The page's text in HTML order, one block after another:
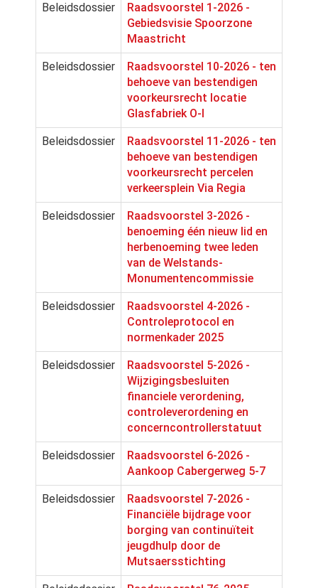
Beleidsdossier
Raadsvoorstel 1-2026 -
Gebiedsvisie Spoorzone
Maastricht
Beleidsdossier
Raadsvoorstel 10-2026 - ten
behoeve van bestendigen
voorkeursrecht locatie
Glasfabriek O-I
Beleidsdossier
Raadsvoorstel 11-2026 - ten
behoeve van bestendigen
voorkeursrecht percelen
verkeersplein Via Regia
Beleidsdossier
Raadsvoorstel 3-2026 -
benoeming één nieuw lid en
herbenoeming twee leden
van de Welstands-
Monumentencommissie
Beleidsdossier
Raadsvoorstel 4-2026 -
Controleprotocol en
normenkader 2025
Beleidsdossier
Raadsvoorstel 5-2026 -
Wijzigingsbesluiten
financiele verordening,
controleverordening en
concerncontrollerstatuut
Beleidsdossier
Raadsvoorstel 6-2026 -
Aankoop Cabergerweg 5-7
Beleidsdossier
Raadsvoorstel 7-2026 -
Financiële bijdrage voor
borging van continuïteit
jeugdhulp door de
Mutsaersstichting